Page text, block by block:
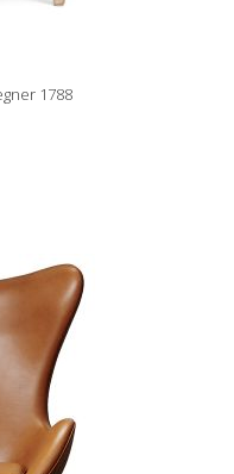
1788